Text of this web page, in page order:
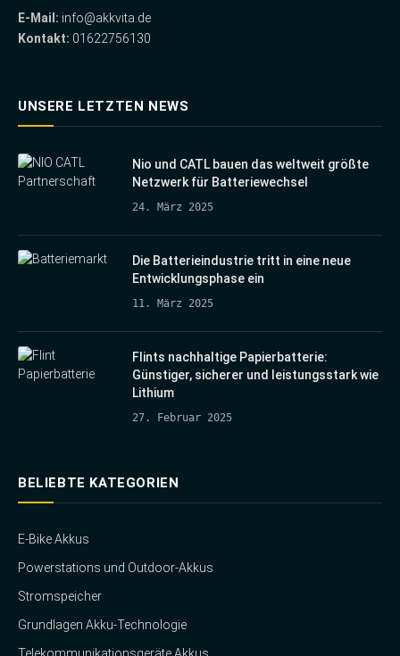
E-Mail: info@akkvita.de
Kontakt: 01622756130
UNSERE LETZTEN NEWS
Nio und CATL bauen das weltweit größte
Netzwerk für Batteriewechsel
24. März 2025
Die Batterieindustrie tritt in eine neue
Entwicklungsphase ein
11. März 2025
Flints nachhaltige Papierbatterie:
Günstiger, sicherer und leistungsstark wie
Lithium
27. Februar 2025
BELIEBTE KATEGORIEN
E-Bike Akkus
Powerstations und Outdoor-Akkus
Stromspeicher
Grundlagen Akku-Technologie